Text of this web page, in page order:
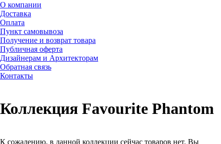
О компании
Доставка
Оплата
Пункт самовывоза
Получение и возврат товара
Публичная оферта
Дизайнерам и Архитекторам
Обратная связь
Контакты
Коллекция Favourite Phantom
К сожалению, в данной коллекции сейчас товаров нет. Вы